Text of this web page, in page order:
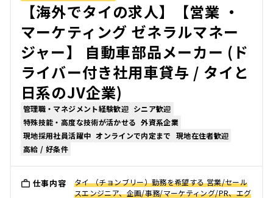
【海外でタイの求人】【営業 ・
マーケティング ゼネラルマネー
ジャー】 自動車部品メーカー (ド
ライバー付き社用車貸与 / タイと
日系のJV企業)
管理職・マネジメント経験歓迎 シニア歓迎
特殊技能・高度な技術が活かせる 外資系企業
現地採用社員活躍中 オンラインで内定まで 現地在住者歓迎
高給 / 好条件
仕事内容
タイ （チョンブリー）勤務を希望する 営業/セール
スエンジニア、企画/事務/マーケティング/PR、エグ